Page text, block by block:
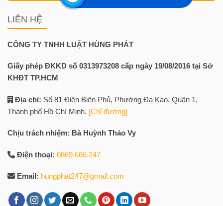
LIÊN HỆ
CÔNG TY TNHH LUẬT HÙNG PHÁT
Giấy phép ĐKKD số 0313973208 cấp ngày 19/08/2016 tại Sở
KHĐT TP.HCM
Địa chỉ: Số 81 Điện Biên Phủ, Phường Đa Kao, Quận 1,
Thành phố Hồ Chí Minh. [Chỉ đường]
Chịu trách nhiệm: Bà Huỳnh Thảo Vy
Điện thoại: 0869.666.247
Email: hungphat247@gmail.com